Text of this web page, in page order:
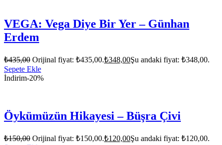
VEGA: Vega Diye Bir Yer – Günhan
Erdem
₺435,00 Orijinal fiyat: ₺435,00.₺348,00Şu andaki fiyat: ₺348,00.
Sepete Ekle
İndirim-20%
Öykümüzün Hikayesi – Büşra Çivi
₺150,00 Orijinal fiyat: ₺150,00.₺120,00Şu andaki fiyat: ₺120,00.